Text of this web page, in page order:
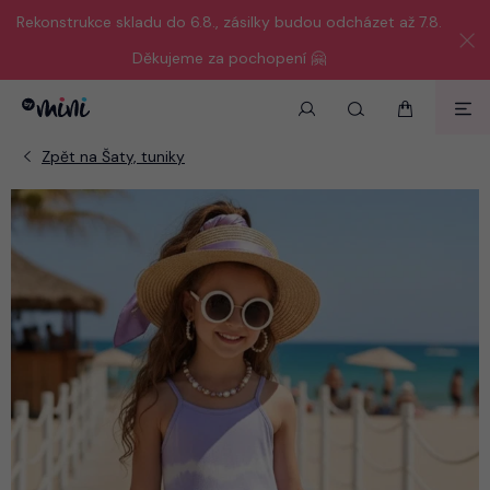
Rekonstrukce skladu do 6.8., zásilky budou odcházet až 7.8.
Děkujeme za pochopení 🤗